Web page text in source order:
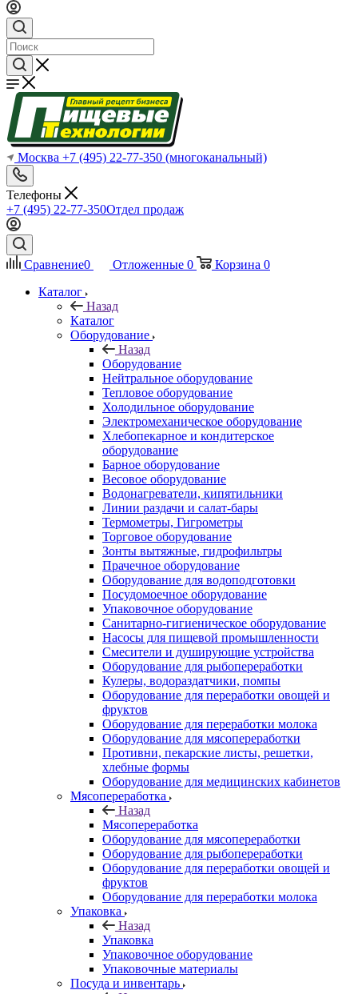
Москва +7 (495) 22-77-350 (многоканальный)
Телефоны
+7 (495) 22-77-350Отдел продаж
Сравнение0 Отложенные 0 Корзина 0
Каталог
Назад
Каталог
Оборудование
Назад
Оборудование
Нейтральное оборудование
Тепловое оборудование
Холодильное оборудование
Электромеханическое оборудование
Хлебопекарное и кондитерское
оборудование
Барное оборудование
Весовое оборудование
Водонагреватели, кипятильники
Линии раздачи и салат-бары
Термометры, Гигрометры
Торговое оборудование
Зонты вытяжные, гидрофильтры
Прачечное оборудование
Оборудование для водоподготовки
Посудомоечное оборудование
Упаковочное оборудование
Санитарно-гигиеническое оборудование
Насосы для пищевой промышленности
Смесители и душирующие устройства
Оборудование для рыбопереработки
Кулеры, водораздатчики, помпы
Оборудование для переработки овощей и
фруктов
Оборудование для переработки молока
Оборудование для мясопереработки
Противни, пекарские листы, решетки,
хлебные формы
Оборудование для медицинских кабинетов
Мясопереработка
Назад
Мясопереработка
Оборудование для мясопереработки
Оборудование для рыбопереработки
Оборудование для переработки овощей и
фруктов
Оборудование для переработки молока
Упаковка
Назад
Упаковка
Упаковочное оборудование
Упаковочные материалы
Посуда и инвентарь